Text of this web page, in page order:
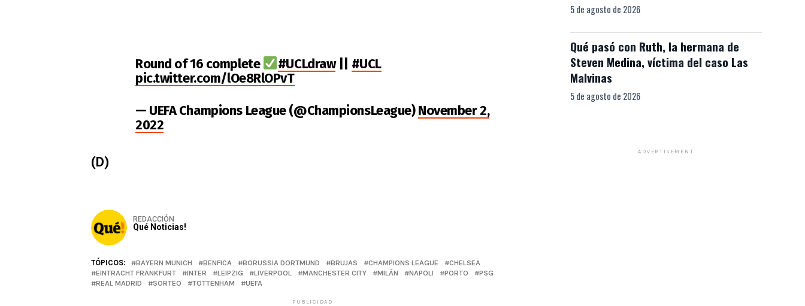
Round of 16 complete #UCLdraw|| #UCL
pic.twitter.com/lOe8RlOPvT
— UEFA Champions League (@ChampionsLeague)November 2,
2022
(D)
REDACCIÓN
Qué Noticias!
TÓPICOS: BAYERN MUNICH BENFICA BORUSSIA DORTMUND BRUJAS CHAMPIONS LEAGUE
CHELSEA
EINTRACHT FRANKFURT
INTER LEIPZIG LIVERPOOL MANCHESTER CITY MILÁN NAPOLI PORTO
PSG
REAL MADRID
SORTEO TOTTENHAM UEFA
PUBLICIDAD
5 de agosto de 2026
Qué pasó con Ruth, la hermana de
Steven Medina, víctima del caso Las
Malvinas
5 de agosto de 2026
ADVERTISEMENT